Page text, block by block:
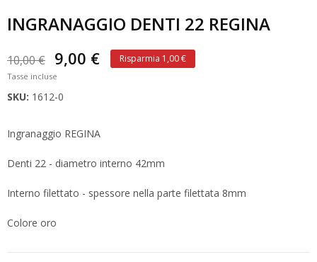
INGRANAGGIO DENTI 22 REGINA
10,00 € 9,00 € Risparmia 1,00 €
Tasse incluse
SKU: 1612-0
Ingranaggio REGINA
Denti 22 - diametro interno 42mm
Interno filettato - spessore nella parte filettata 8mm
Colore oro